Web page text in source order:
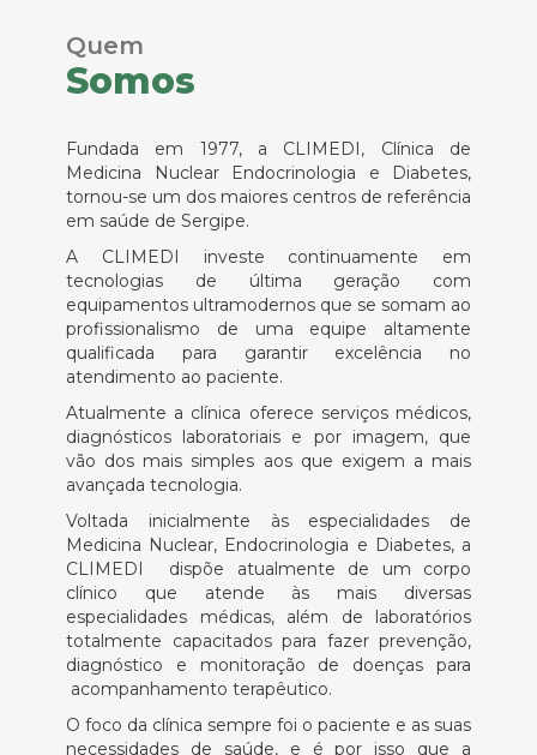
Quem
Somos
Fundada em 1977, a CLIMEDI, Clínica de
Medicina Nuclear Endocrinologia e Diabetes,
tornou-se um dos maiores centros de referência
em saúde de Sergipe.
A CLIMEDI investe continuamente em
tecnologias de última geração com
equipamentos ultramodernos que se somam ao
profissionalismo de uma equipe altamente
qualificada para garantir excelência no
atendimento ao paciente.
Atualmente a clínica oferece serviços médicos,
diagnósticos laboratoriais e por imagem, que
vão dos mais simples aos que exigem a mais
avançada tecnologia.
Voltada inicialmente às especialidades de
Medicina Nuclear, Endocrinologia e Diabetes, a
CLIMEDI dispõe atualmente de um corpo
clínico que atende às mais diversas
especialidades médicas, além de laboratórios
totalmente capacitados para fazer prevenção,
diagnóstico e monitoração de doenças para
acompanhamento terapêutico.
O foco da clínica sempre foi o paciente e as suas
necessidades de saúde, e é por isso que a